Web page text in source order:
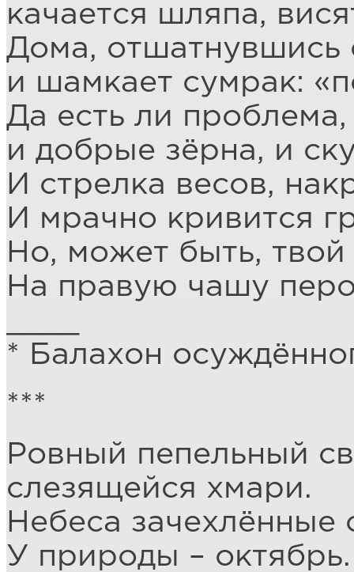
качается шляпа,
Дома, отшатнувшись
и шамкает сумрак:
Да есть ли
и добрые зёрна, и
И стрелка весов,
И мрачно кривится
Но, может быть,
На правую чашу
* Балахон
***
Ровный пепельный
слезящейся хмари.
Небеса
У природы –